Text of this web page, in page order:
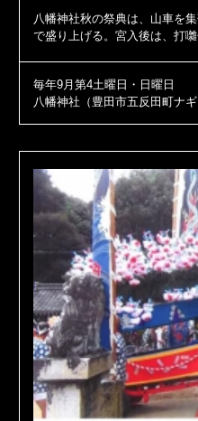
八幡神社秋の祭典は、山車を
で盛り上げる。宮入後は、打
毎年9月第4土曜日・日曜日
八幡神社（豊田市五反田町ナギ